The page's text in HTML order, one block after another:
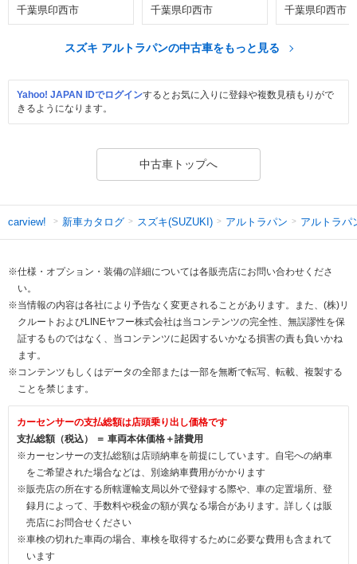
千葉県印西市 千葉県印西市 千葉県印西市
スズキ アルトラパンの中古車をもっと見る
Yahoo! JAPAN IDでログインするとお気に入りに登録や複数見積もりがで
きるようになります。
中古車トップへ
carview! 新車カタログ スズキ(SUZUKI) アルトラパン アルトラパ
※仕様・オプション・装備の詳細については各販売店にお問い合わせくださ
い。
※当情報の内容は各社により予告なく変更されることがあります。また、(株)リ
クルートおよびLINEヤフー株式会社は当コンテンツの完全性、無誤謬性を保
証するものではなく、当コンテンツに起因するいかなる損害の責も負いかね
ます。
※コンテンツもしくはデータの全部または一部を無断で転写、転載、複製する
ことを禁じます。
カーセンサーの支払総額は店頭乗り出し価格です
支払総額（税込） ＝ 車両本体価格＋諸費用
※カーセンサーの支払総額は店頭納車を前提にしています。自宅への納車
をご希望された場合などは、別途納車費用がかかります
※販売店の所在する所轄運輸支局以外で登録する際や、車の定置場所、登
録月によって、手数料や税金の額が異なる場合があります。詳しくは販
売店にお問合せください
※車検の切れた車両の場合、車検を取得するために必要な費用も含まれて
います